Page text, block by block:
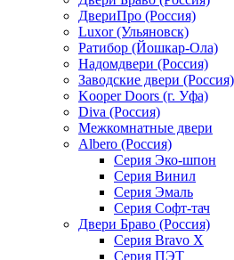
ДвериПро (Россия)
Luxor (Ульяновск)
Ратибор (Йошкар-Ола)
Надомдвери (Россия)
Заводские двери (Россия)
Kooper Doors (г. Уфа)
Diva (Россия)
Межкомнатные двери
Albero (Россия)
Серия Эко-шпон
Серия Винил
Серия Эмаль
Серия Софт-тач
Двери Браво (Россия)
Серия Bravo X
Серия ПЭТ